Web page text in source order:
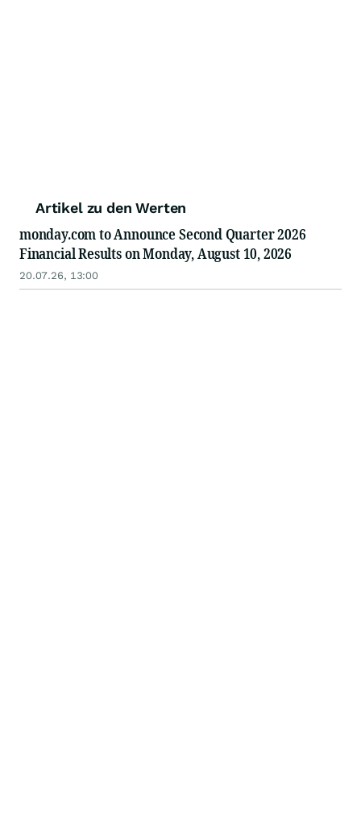
Artikel zu den Werten
monday.com to Announce Second Quarter 2026
Financial Results on Monday, August 10, 2026
20.07.26, 13:00